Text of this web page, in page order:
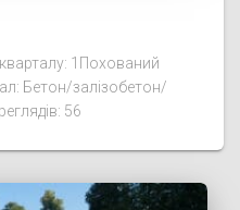
1Похований
Бетон/залізобетон/
56